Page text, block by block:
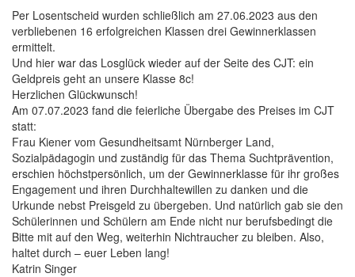
Per Losentscheid wurden schließlich am 27.06.2023 aus den
verbliebenen 16 erfolgreichen Klassen drei Gewinnerklassen
ermittelt.
Und hier war das Losglück wieder auf der Seite des CJT: ein
Geldpreis geht an unsere Klasse 8c!
Herzlichen Glückwunsch!
Am 07.07.2023 fand die feierliche Übergabe des Preises im CJT
statt:
Frau Kiener vom Gesundheitsamt Nürnberger Land,
Sozialpädagogin und zuständig für das Thema Suchtprävention,
erschien höchstpersönlich, um der Gewinnerklasse für ihr großes
Engagement und ihren Durchhaltewillen zu danken und die
Urkunde nebst Preisgeld zu übergeben. Und natürlich gab sie den
Schülerinnen und Schülern am Ende nicht nur berufsbedingt die
Bitte mit auf den Weg, weiterhin Nichtraucher zu bleiben. Also,
haltet durch – euer Leben lang!
Katrin Singer